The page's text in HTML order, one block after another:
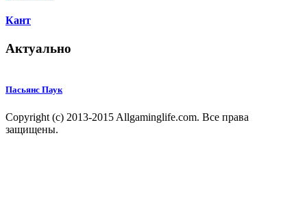
Кант
Актуально
Пасьянс Паук
Copyright (c) 2013-2015 Allgaminglife.com. Все права
защищены.